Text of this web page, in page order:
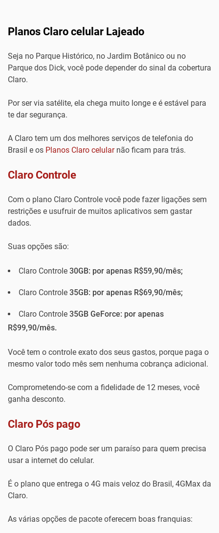
Planos Claro celular Lajeado
Seja no Parque Histórico, no Jardim Botânico ou no
Parque dos Dick, você pode depender do sinal da cobertura
Claro.
Por ser via satélite, ela chega muito longe e é estável para
te dar segurança.
A Claro tem um dos melhores serviços de telefonia do
Brasil e os Planos Claro celularnão ficam para trás.
Claro Controle
Com o plano Claro Controle você pode fazer ligações sem
restrições e usufruir de muitos aplicativos sem gastar
dados.
Suas opções são:
Claro Controle 30GB: por apenas R$59,90/mês;
Claro Controle 35GB: por apenas R$69,90/mês;
Claro Controle 35GB GeForce: por apenas
R$99,90/mês.
Você tem o controle exato dos seus gastos, porque paga o
mesmo valor todo mês sem nenhuma cobrança adicional.
Comprometendo-se com a fidelidade de 12 meses, você
ganha desconto.
Claro Pós pago
O Claro Pós pago pode ser um paraíso para quem precisa
usar a internet do celular.
É o plano que entrega o 4G mais veloz do Brasil, 4GMax da
Claro.
As várias opções de pacote oferecem boas franquias: